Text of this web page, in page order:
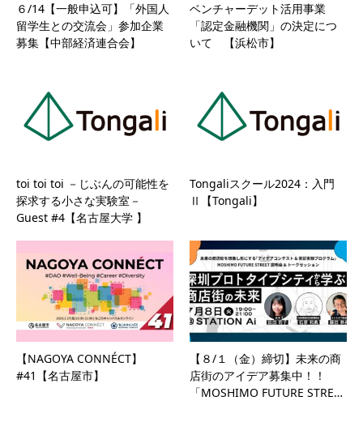
６/14【一般申込可】「外国人
留学生との交流会」参加企業
募集【中部経済連合会】
ベンチャーデット活用事業
「認定金融機関」の決定につ
いて 【浜松市】
toi toi toi －じぶんの可能性を
探求する小さな実験室－
Guest #4【名古屋大学 】
Tongaliスクール2024：入門
Ⅱ【Tongali】
【NAGOYA CONNÉCT】
#41【名古屋市】
【８/１（金）締切】未来の商
店街のアイデア募集中！！
「MOSHIMO FUTURE STRE…